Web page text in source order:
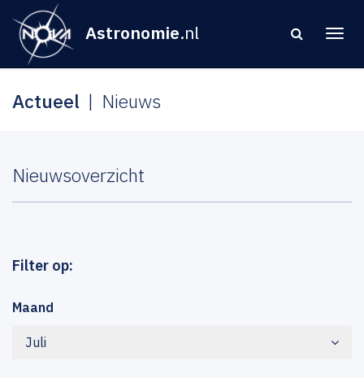
Astronomie.nl
Actueel Nieuws
Nieuwsoverzicht
Filter op:
Maand
Juli